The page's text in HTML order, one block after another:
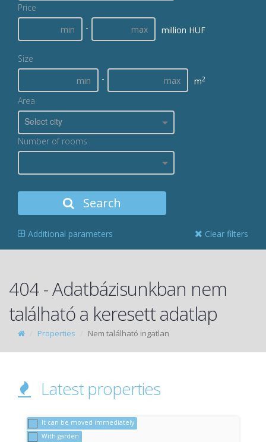
Price
-
million HUF
Size
-
m2
Area
Select city
Number of rooms
Search
Additional parameters Clear filters
404 - Adatbázisunkban nem
található a keresett adatlap
Properties Nem található ingatlan
Latest properties
It can be moved immediately
With garden